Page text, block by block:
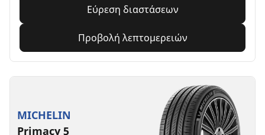
Εύρεση διαστάσεων
Προβολή λεπτομερειών
MICHELIN
Primacy 5